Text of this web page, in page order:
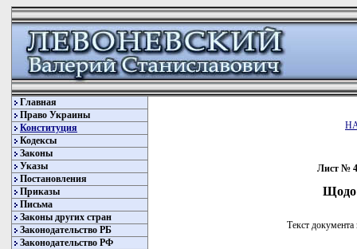
Главная
Право Украины
Конституция
Кодексы
Законы
Указы
Постановления
Приказы
Письма
Законы других стран
Законодательство РБ
Законодательство РФ
Лист №
Щодо
Текст